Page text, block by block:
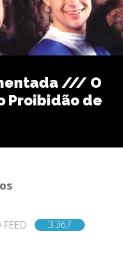
/// O
Proibidão de
3.367